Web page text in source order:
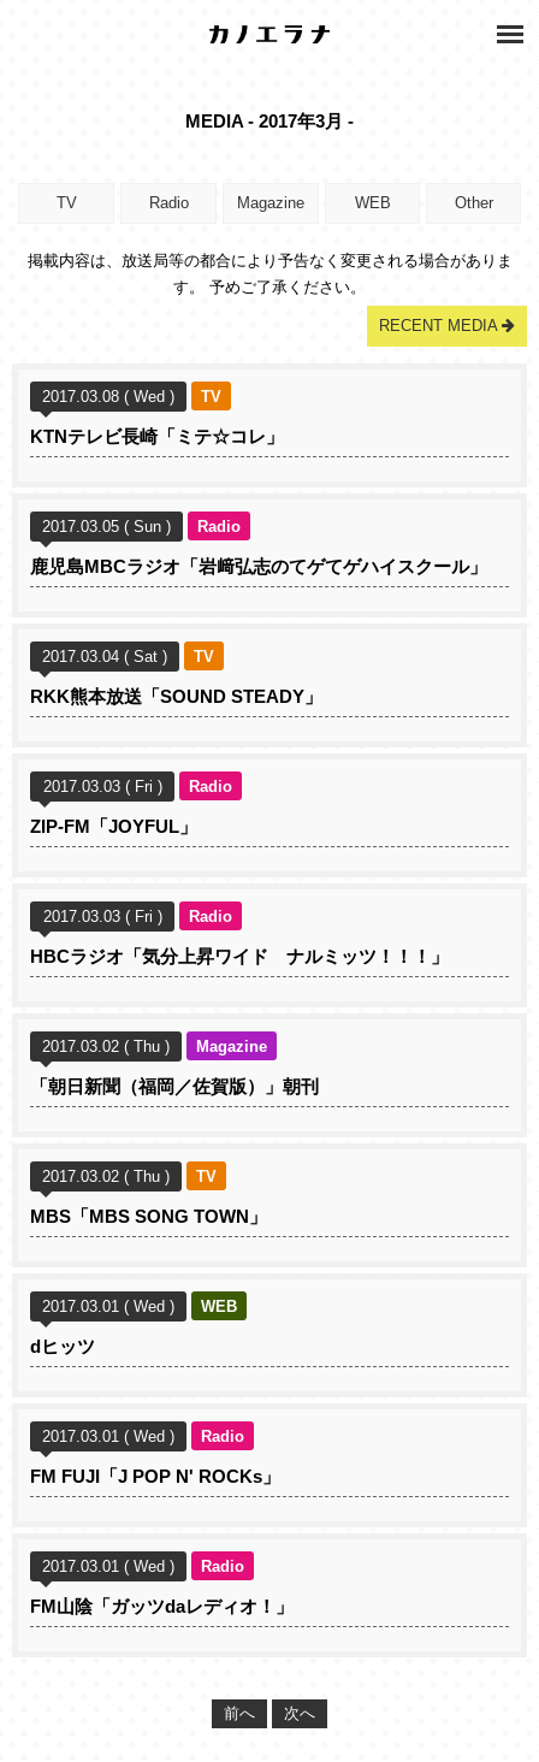
MEDIA - 2017年3月 -
TV Radio Magazine WEB Other
掲載内容は、放送局等の都合により予告なく変更される場合がありま
す。 予めご了承ください。
RECENT MEDIA
2017.03.08 ( Wed ) TV
KTNテレビ長崎「ミテ☆コレ」
2017.03.05 ( Sun ) Radio
鹿児島MBCラジオ「岩﨑弘志のてゲてゲハイスクール」
2017.03.04 ( Sat ) TV
RKK熊本放送「SOUND STEADY」
2017.03.03 ( Fri ) Radio
ZIP-FM「JOYFUL」
2017.03.03 ( Fri ) Radio
HBCラジオ「気分上昇ワイド ナルミッツ！！！」
2017.03.02 ( Thu ) Magazine
「朝日新聞（福岡／佐賀版）」朝刊
2017.03.02 ( Thu ) TV
MBS「MBS SONG TOWN」
2017.03.01 ( Wed ) WEB
dヒッツ
2017.03.01 ( Wed ) Radio
FM FUJI「J POP N' ROCKs」
2017.03.01 ( Wed ) Radio
FM山陰「ガッツdaレディオ！」
前へ 次へ